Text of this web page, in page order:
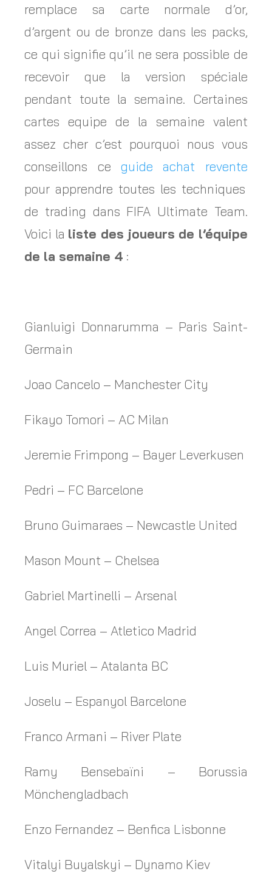
remplace sa carte normale d’or,
d’argent ou de bronze dans les packs,
ce qui signifie qu’il ne sera possible de
recevoir que la version spéciale
pendant toute la semaine. Certaines
cartes equipe de la semaine valent
assez cher c’est pourquoi nous vous
conseillons ce guide achat revente
pour apprendre toutes les techniques
de trading dans FIFA Ultimate Team.
Voici la liste des joueurs de l’équipe
de la semaine 4 :
Gianluigi Donnarumma – Paris Saint-
Germain
Joao Cancelo – Manchester City
Fikayo Tomori – AC Milan
Jeremie Frimpong – Bayer Leverkusen
Pedri – FC Barcelone
Bruno Guimaraes – Newcastle United
Mason Mount – Chelsea
Gabriel Martinelli – Arsenal
Angel Correa – Atletico Madrid
Luis Muriel – Atalanta BC
Joselu – Espanyol Barcelone
Franco Armani – River Plate
Ramy Bensebaïni – Borussia
Mönchengladbach
Enzo Fernandez – Benfica Lisbonne
Vitalyi Buyalskyi – Dynamo Kiev